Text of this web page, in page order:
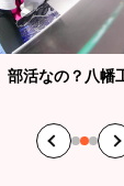
部活なの？八幡